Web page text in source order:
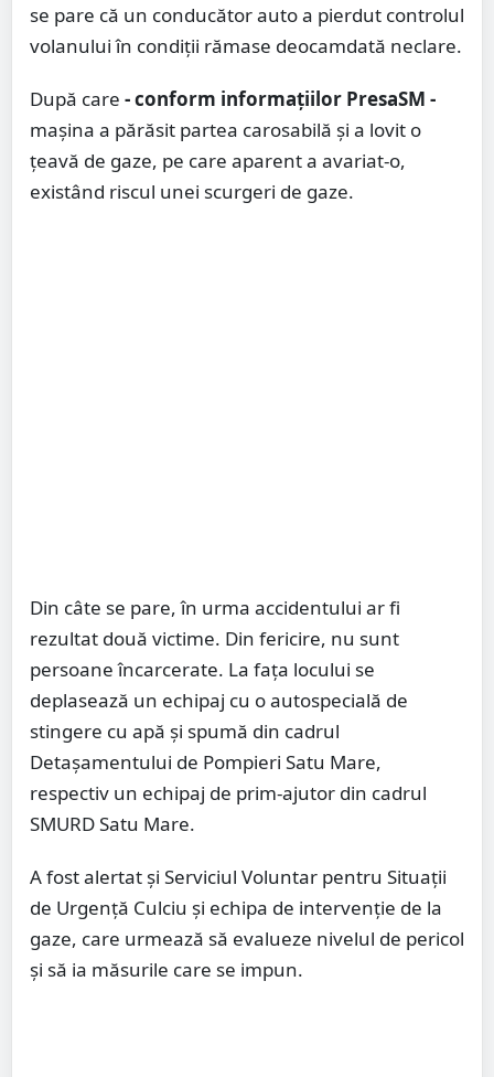
se pare că un conducător auto a pierdut controlul
volanului în condiții rămase deocamdată neclare.
După care - conform informațiilor PresaSM -
mașina a părăsit partea carosabilă și a lovit o
țeavă de gaze, pe care aparent a avariat-o,
existând riscul unei scurgeri de gaze.
Din câte se pare, în urma accidentului ar fi
rezultat două victime. Din fericire, nu sunt
persoane încarcerate. La fața locului se
deplasează un echipaj cu o autospecială de
stingere cu apă și spumă din cadrul
Detașamentului de Pompieri Satu Mare,
respectiv un echipaj de prim-ajutor din cadrul
SMURD Satu Mare.
A fost alertat și Serviciul Voluntar pentru Situații
de Urgență Culciu și echipa de intervenție de la
gaze, care urmează să evalueze nivelul de pericol
și să ia măsurile care se impun.